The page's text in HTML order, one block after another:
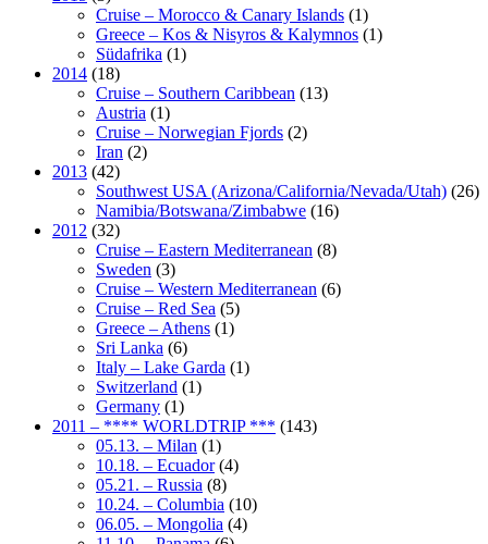
Cruise – Morocco & Canary Islands (1)
Greece – Kos & Nisyros & Kalymnos (1)
Südafrika (1)
2014 (18)
Cruise – Southern Caribbean (13)
Austria (1)
Cruise – Norwegian Fjords (2)
Iran (2)
2013 (42)
Southwest USA (Arizona/California/Nevada/Utah) (26)
Namibia/Botswana/Zimbabwe (16)
2012 (32)
Cruise – Eastern Mediterranean (8)
Sweden (3)
Cruise – Western Mediterranean (6)
Cruise – Red Sea (5)
Greece – Athens (1)
Sri Lanka (6)
Italy – Lake Garda (1)
Switzerland (1)
Germany (1)
2011 – **** WORLDTRIP *** (143)
05.13. – Milan (1)
10.18. – Ecuador(4)
05.21. – Russia (8)
10.24. – Columbia (10)
06.05. – Mongolia (4)